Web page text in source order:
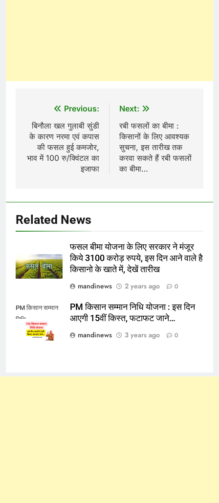
navigation
Previous:
बिनौला खल गुलाबी सुंडी
के कारण नरमा एवं कपास
की फसल हुई कमजोर,
भाव में 100 रु/क्विंटल का
इजाफा
Next:
रबी फसलों का बीमा :
किसानों के लिए आवश्यक
सुचना, इस तारीख तक
करवा सकते हैं रबी फसलों
का बीमा…
Related News
फसल बीमा योजना के लिए सरकार ने मंजूर
किये 3100 करोड़ रुपये, इस दिन आने वाले है
किसानो के खाते में, देखें तारीख
mandinews
2 years ago 0
PM किसान सम्मान
निधि
PM किसान सम्मान निधि योजना : इस दिन
आएगी 15वीं किस्त, फटाफट जाने…
mandinews
3 years ago 0